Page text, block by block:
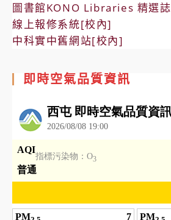
圖書館KONO Libraries 精選誌
線上報修系統[校內]
中科實中舊網站[校內]
即時空氣品質資訊